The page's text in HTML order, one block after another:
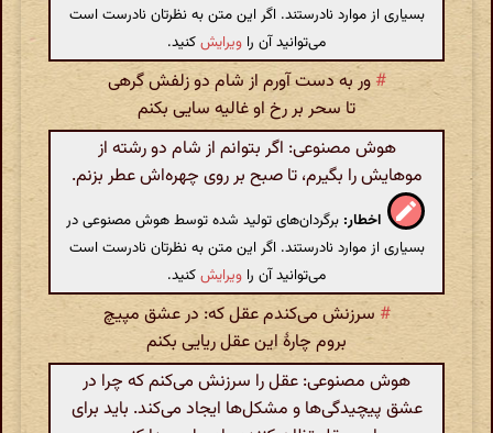
بسیاری از موارد نادرستند. اگر این متن به نظرتان نادرست است
می‌توانید آن را ویرایشکنید.
# ور به دست آورم از شام دو زلفش گرهی
تا سحر بر رخ او غالیه سایی بکنم
هوش مصنوعی: اگر بتوانم از شام دو رشته از
موهایش را بگیرم، تا صبح بر روی چهره‌اش عطر بزنم.
اخطار: برگردان‌های تولید شده توسط هوش مصنوعی در
بسیاری از موارد نادرستند. اگر این متن به نظرتان نادرست است
می‌توانید آن را ویرایشکنید.
# سرزنش می‌کندم عقل که: در عشق مپیچ
بروم چارهٔ این عقل ریایی بکنم
هوش مصنوعی: عقل را سرزنش می‌کنم که چرا در
عشق پیچیدگی‌ها و مشکل‌ها ایجاد می‌کند. باید برای